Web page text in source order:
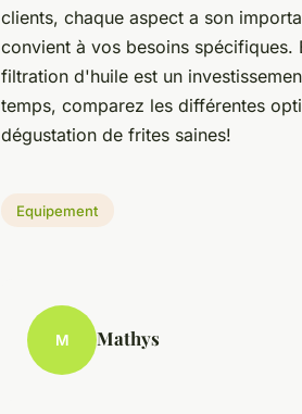
clients, chaque aspect a son
convient à vos besoins
filtration d'huile est un
temps, comparez les différentes
dégustation de frites saines!
Equipement
M Mathys